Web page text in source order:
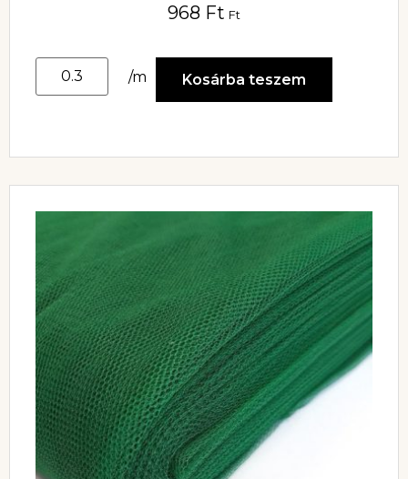
968 Ft Ft
/m Kosárba teszem